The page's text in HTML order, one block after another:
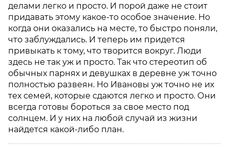
делами легко и просто. И порой даже не стоит
придавать этому какое-то особое значение. Но
когда они оказались на месте, то быстро поняли,
что заблуждались. И теперь им придется
привыкать к тому, что творится вокруг. Люди
здесь не так уж и просто. Так что стереотип об
обычных парнях и девушках в деревне уж точно
полностью развеян. Но Ивановы уж точно не их
тех семей, которые сдаются легко и просто. Они
всегда готовы бороться за свое место под
солнцем. И у них на любой случай из жизни
найдется какой-либо план.